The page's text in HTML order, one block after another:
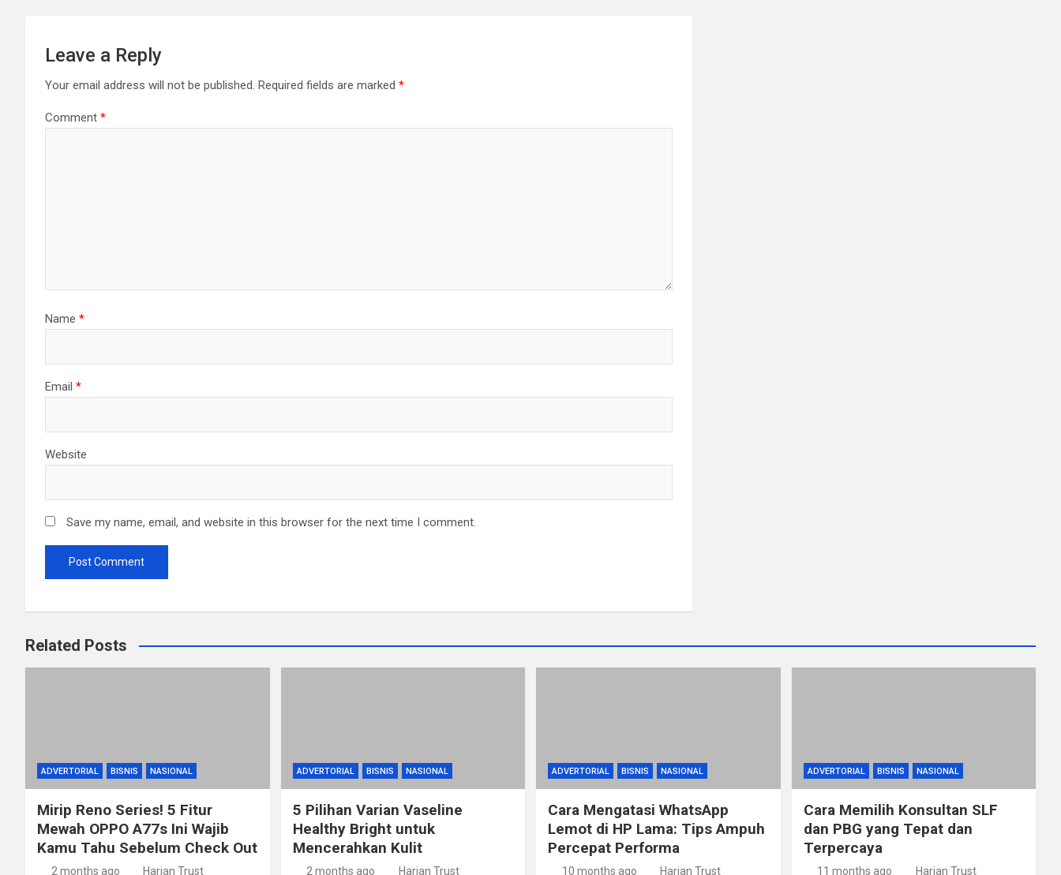
Leave a Reply
Your email address will not be published. Required fields are marked *
Comment *
Name *
Email *
Website
Save my name, email, and website in this browser for the next time I comment.
Related Posts
ADVERTORIAL BISNIS NASIONAL
Mirip Reno Series! 5 Fitur
Mewah OPPO A77s Ini Wajib
Kamu Tahu Sebelum Check Out
2 months ago Harian Trust
ADVERTORIAL BISNIS NASIONAL
5 Pilihan Varian Vaseline
Healthy Bright untuk
Mencerahkan Kulit
2 months ago Harian Trust
ADVERTORIAL BISNIS NASIONAL
Cara Mengatasi WhatsApp
Lemot di HP Lama: Tips Ampuh
Percepat Performa
10 months ago Harian Trust
ADVERTORIAL BISNIS NASIONAL
Cara Memilih Konsultan SLF
dan PBG yang Tepat dan
Terpercaya
11 months ago Harian Trust